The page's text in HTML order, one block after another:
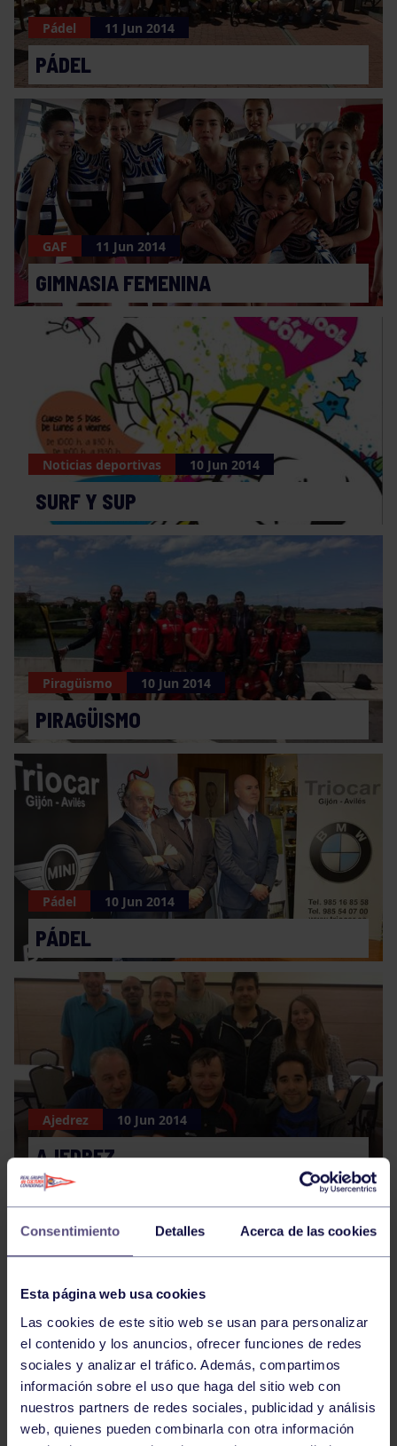
Consentimiento Detalles Acerca de las cookies
Esta página web usa cookies
Las cookies de este sitio web se usan para personalizar
el contenido y los anuncios, ofrecer funciones de redes
sociales y analizar el tráfico. Además, compartimos
información sobre el uso que haga del sitio web con
nuestros partners de redes sociales, publicidad y análisis
web, quienes pueden combinarla con otra información
Pádel 11 Jun 2014
PÁDEL
GAF 11 Jun 2014
GIMNASIA FEMENINA
Noticias deportivas 10 Jun 2014
SURF Y SUP
Piragüismo 10 Jun 2014
PIRAGÜISMO
Pádel 10 Jun 2014
PÁDEL
Ajedrez 10 Jun 2014
AJEDREZ
Voleibol 10 Jun 2014
VOLEIBOL